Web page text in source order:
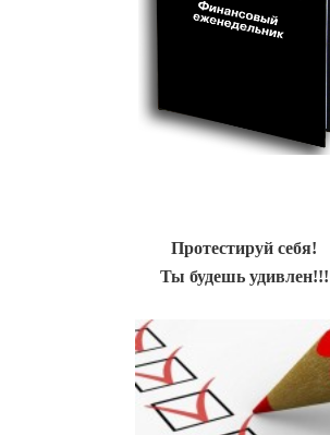
Протестируй себя!
Ты будешь удивлен!!!